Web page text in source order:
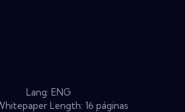
Lang: ENG
Length: 16 páginas